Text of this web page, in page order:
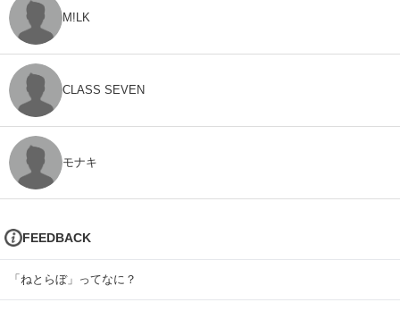
M!LK
CLASS SEVEN
モナキ
FEEDBACK
「ねとらぼ」ってなに？